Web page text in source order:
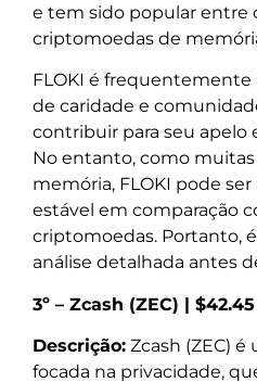
e tem sido popular entre
criptomoedas de
FLOKI é frequentemente
de caridade e
contribuir para seu apelo
No entanto, como
memória, FLOKI pode
estável em comparação
criptomoedas. Portanto,
análise detalhada antes
3º – Zcash (ZEC) | $42.45
Descrição: Zcash (ZEC)
focada na privacidade,